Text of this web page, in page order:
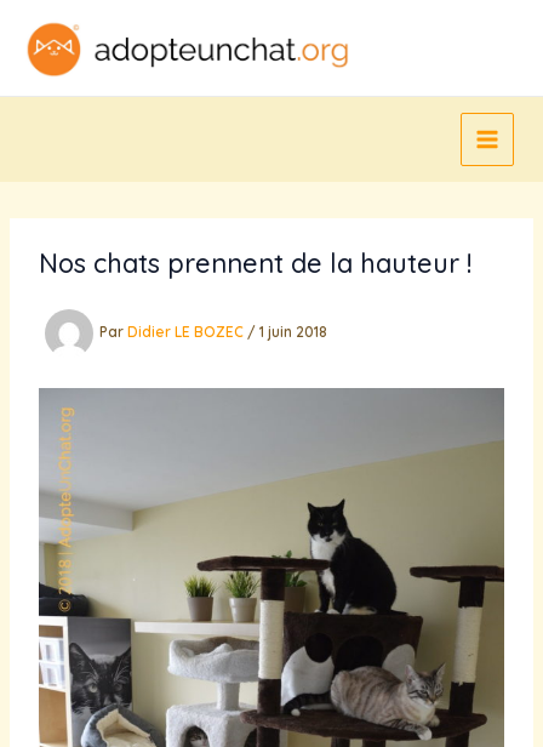
contenu
Nos chats prennent de la hauteur !
Par Didier LE BOZEC / 1 juin 2018